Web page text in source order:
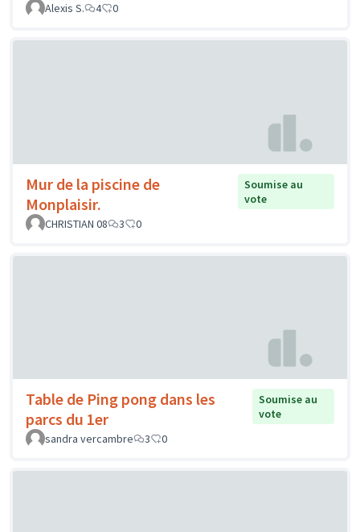
Alexis S. 4 0
Mur de la piscine de
Monplaisir.
Soumise au
vote
CHRISTIAN 08
3 0
Table de Ping pong dans les
parcs du 1er
Soumise au
vote
sandra vercambre
3 0